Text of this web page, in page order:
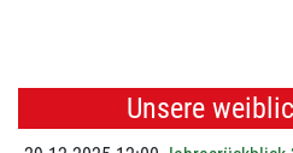
Unsere